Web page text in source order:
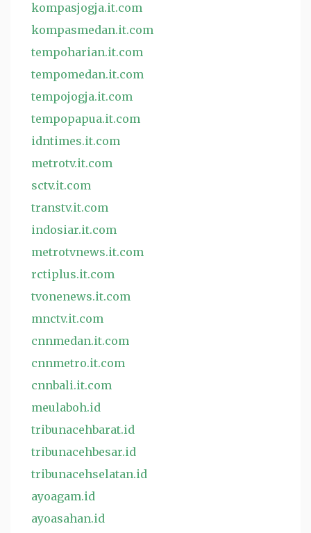
kompasjogja.it.com
kompasmedan.it.com
tempoharian.it.com
tempomedan.it.com
tempojogja.it.com
tempopapua.it.com
idntimes.it.com
metrotv.it.com
sctv.it.com
transtv.it.com
indosiar.it.com
metrotvnews.it.com
rctiplus.it.com
tvonenews.it.com
mnctv.it.com
cnnmedan.it.com
cnnmetro.it.com
cnnbali.it.com
meulaboh.id
tribunacehbarat.id
tribunacehbesar.id
tribunacehselatan.id
ayoagam.id
ayoasahan.id